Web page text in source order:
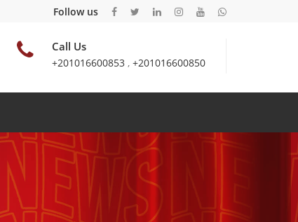
Follow us
Call Us
+201016600853 , +201016600850